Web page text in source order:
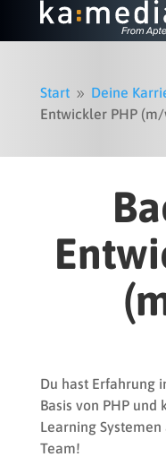
Start 9 Deine
Entwickler PHP
Du hast Erfahrung
Basis von PHP
Learning
Team!